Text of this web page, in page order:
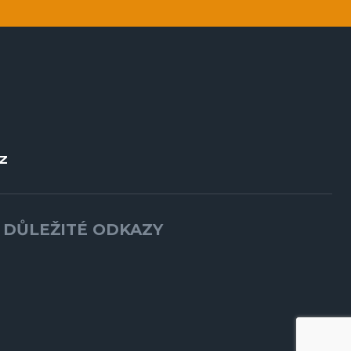
DŮLEŽITÉ ODKAZY